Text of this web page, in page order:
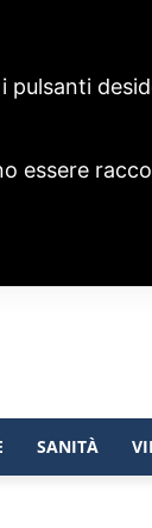
SANITÀ
pulsanti
essere